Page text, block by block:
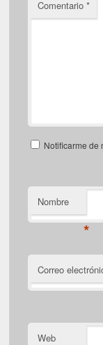
Comentario*
Notificarme de
Nombre
*
Correo
Web